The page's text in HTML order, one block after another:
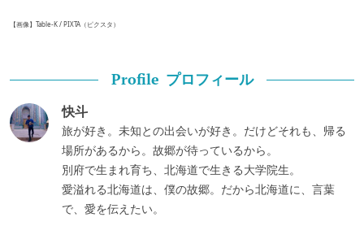
【画像】Table-K / PIXTA（ピクスタ）
Profile プロフィール
快斗
旅が好き。未知との出会いが好き。だけどそれも、帰る
場所があるから。故郷が待っているから。
別府で生まれ育ち、北海道で生きる大学院生。
愛溢れる北海道は、僕の故郷。だから北海道に、言葉
で、愛を伝えたい。